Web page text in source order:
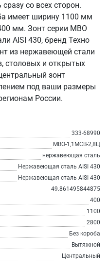
со всех сторон.
имеет ширину 1100 мм
мм. Зонт серии МВО
AISI 430, бренд Техно
из нержавеющей стали
столовых и открытых
зонт
под ваши размеры
России.
333-68990
МВО-1,1МСВ-2,8Ц
нержавеющая сталь
Нержавеющая сталь AISI 430
Нержавеющая сталь AISI 430
49.861495844875
400
1100
2800
Без короба
Вытяжной
Центральный